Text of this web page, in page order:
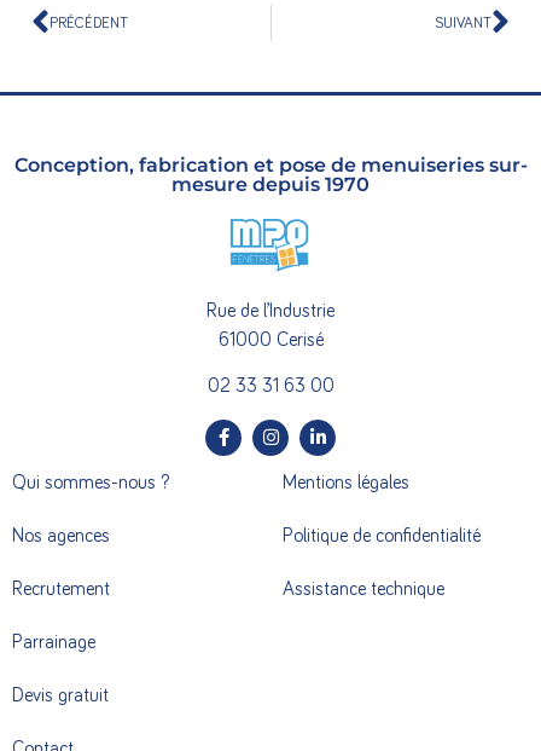
PRÉCÉDENT SUIVANT
Conception, fabrication et pose de menuiseries sur-
mesure depuis 1970
Rue de l’Industrie
61000 Cerisé
02 33 31 63 00
Qui sommes-nous ?
Nos agences
Recrutement
Parrainage
Devis gratuit
Mentions légales
Politique de confidentialité
Assistance technique